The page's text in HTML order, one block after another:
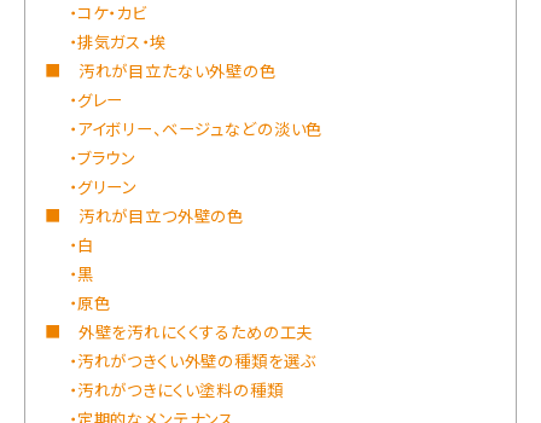
・コケ・カビ
・排気ガス・埃
■ 汚れが目立たない外壁の色
・グレー
・アイボリー、ベージュなどの淡い色
・ブラウン
・グリーン
■ 汚れが目立つ外壁の色
・白
・黒
・原色
■ 外壁を汚れにくくするための工夫
・汚れがつきくい外壁の種類を選ぶ
・汚れがつきにくい塗料の種類